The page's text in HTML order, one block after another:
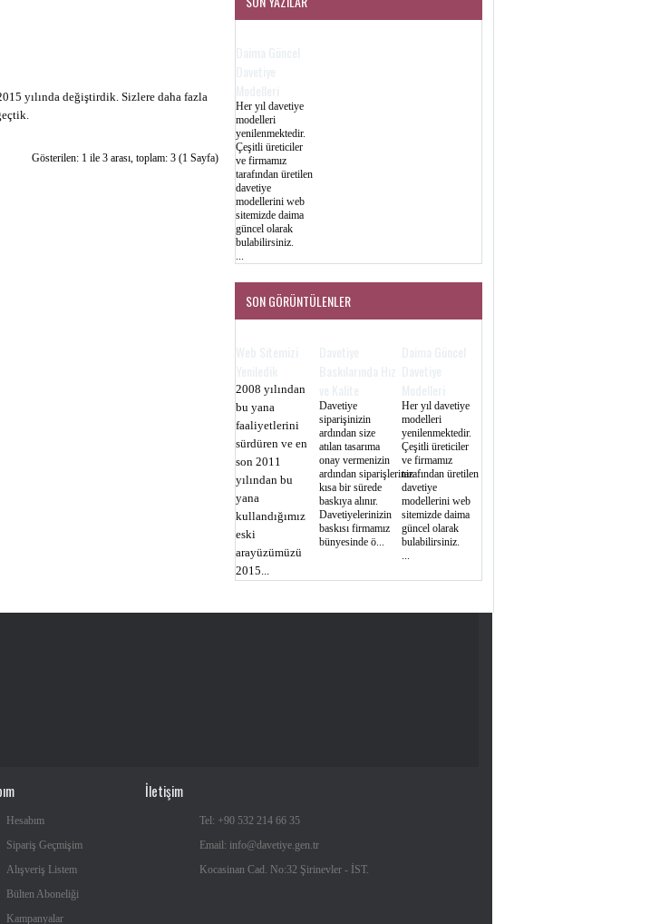
yılında değiştirdik. Sizlere daha fazla
Gösterilen: 1 ile 3 arası, toplam: 3 (1 Sayfa)
Her yıl davetiye
modelleri
yenilenmektedir.
Çeşitli üreticiler
ve firmamız
tarafından üretilen
davetiye
modellerini web
sitemizde daima
güncel olarak
bulabilirsiniz.
...
SON GÖRÜNTÜLENLER
2008 yılından
bu yana
faaliyetlerini
sürdüren ve en
son 2011
yılından bu
yana
kullandığımız
eski
arayüzümüzü
2015...
Davetiye
siparişinizin
ardından size
atılan tasarıma
onay vermenizin
ardından siparişleriniz
kısa bir sürede
baskıya alınır.
Davetiyelerinizin
baskısı firmamız
bünyesinde ö...
Her yıl davetiye
modelleri
yenilenmektedir.
Çeşitli üreticiler
ve firmamız
tarafından üretilen
davetiye
modellerini web
sitemizde daima
güncel olarak
bulabilirsiniz.
...
Hesabım
Sipariş Geçmişim
Alışveriş Listem
Bülten Aboneliği
Kampanyalar
İletişim
Tel: +90 532 214 66 35
Email: info@davetiye.gen.tr
Kocasinan Cad. No:32 Şirinevler - İST.